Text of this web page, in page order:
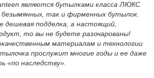
являются бутылками класса ЛЮКС
безымянных, так и фирменных бутылок.
дешевая подделка, а настоящий,
то вы не будете разочарованы!
материалам и технологии
прослужит многие годы и ее даже
«по наследству».